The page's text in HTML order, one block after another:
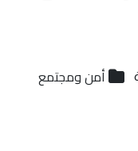
أمن ومجتمع